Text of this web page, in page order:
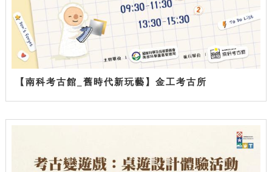
【南科考古館_舊時代新玩藝】金工考古所